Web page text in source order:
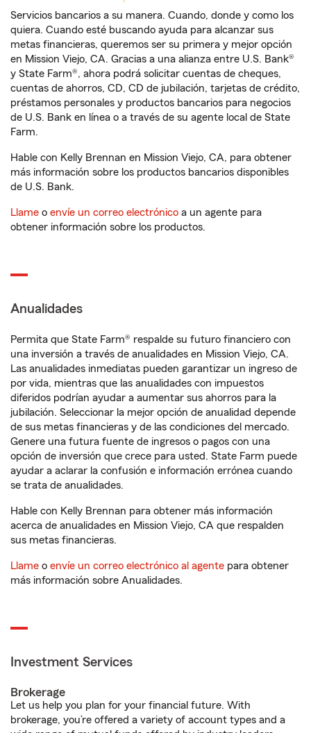
Servicios bancarios a su manera. Cuando, donde y como los
quiera. Cuando esté buscando ayuda para alcanzar sus
metas financieras, queremos ser su primera y mejor opción
en Mission Viejo, CA. Gracias a una alianza entre U.S. Bank®
y State Farm®, ahora podrá solicitar cuentas de cheques,
cuentas de ahorros, CD, CD de jubilación, tarjetas de crédito,
préstamos personales y productos bancarios para negocios
de U.S. Bank en línea o a través de su agente local de State
Farm.
Hable con Kelly Brennan en Mission Viejo, CA, para obtener
más información sobre los productos bancarios disponibles
de U.S. Bank.
Llame o envíe un correo electrónico a un agente para
obtener información sobre los productos.
Anualidades
Permita que State Farm® respalde su futuro financiero con
una inversión a través de anualidades en Mission Viejo, CA.
Las anualidades inmediatas pueden garantizar un ingreso de
por vida, mientras que las anualidades con impuestos
diferidos podrían ayudar a aumentar sus ahorros para la
jubilación. Seleccionar la mejor opción de anualidad depende
de sus metas financieras y de las condiciones del mercado.
Genere una futura fuente de ingresos o pagos con una
opción de inversión que crece para usted. State Farm puede
ayudar a aclarar la confusión e información errónea cuando
se trata de anualidades.
Hable con Kelly Brennan para obtener más información
acerca de anualidades en Mission Viejo, CA que respalden
sus metas financieras.
Llame o envíe un correo electrónico al agente para obtener
más información sobre Anualidades.
Investment Services
Brokerage
Let us help you plan for your financial future. With
brokerage, you’re offered a variety of account types and a